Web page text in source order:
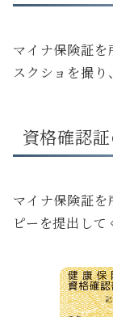
マイナ保険証
スクショを撮り
資格確認
マイナ保険証を
ピーを提出して